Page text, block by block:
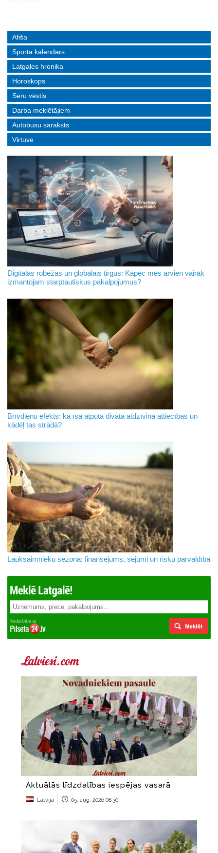
Afiša
Sporta kalendārs
Latgales hronika
Horoskops
Sēru vēstis
Darba meklētājiem
Autobusu saraksts
Virtuve
Digitālās robežas un globālais tirgus: Kāpēc mēs arvien vairāk
izmantojam starptautiskus pakalpojumus?
Brīvdienu efekts: kā īsa atpūta divatā atdzīvina attiecības un
kādēļ tas strādā?
Lauksaimnieku sezona: finansējums, sējumi un risku pārvaldība